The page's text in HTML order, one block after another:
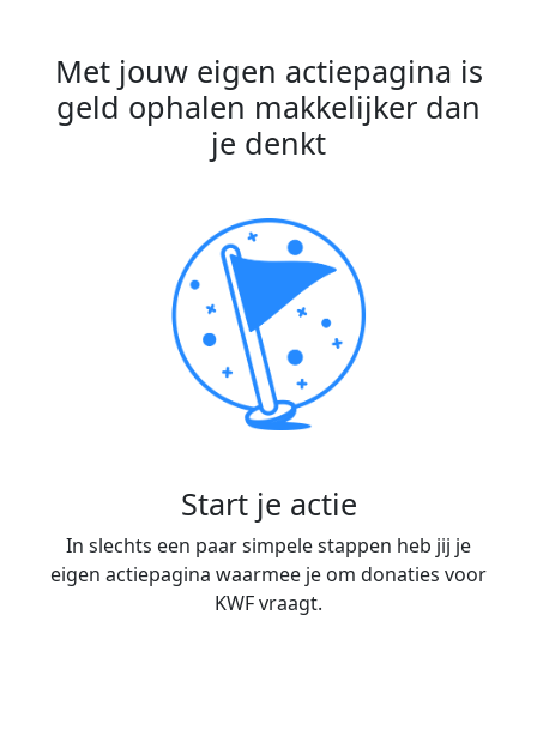
Met jouw eigen actiepagina is
geld ophalen makkelijker dan
je denkt
Start je actie
In slechts een paar simpele stappen heb jij je
eigen actiepagina waarmee je om donaties voor
KWF vraagt.